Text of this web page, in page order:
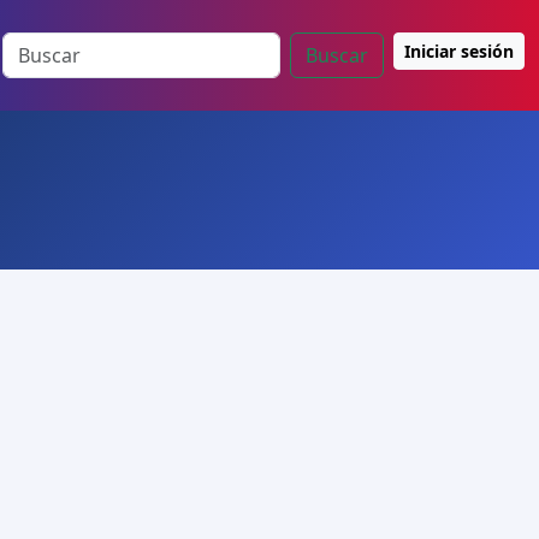
Buscar Iniciar sesión